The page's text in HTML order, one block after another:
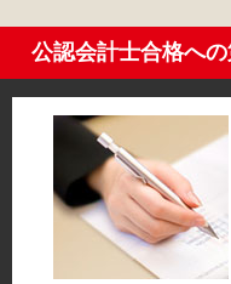
公認会計士合格へ